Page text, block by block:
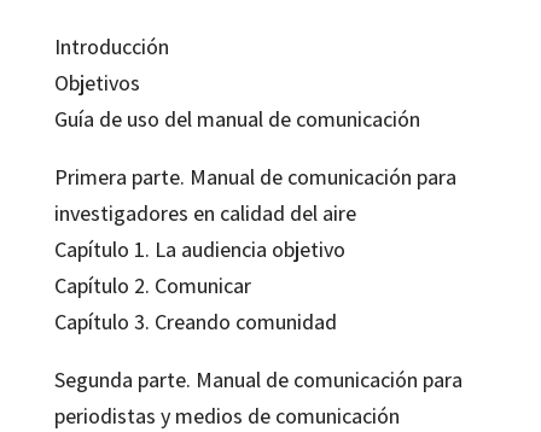
Introducción
Objetivos
Guía de uso del manual de comunicación
Primera parte. Manual de comunicación para
investigadores en calidad del aire
Capítulo 1. La audiencia objetivo
Capítulo 2. Comunicar
Capítulo 3. Creando comunidad
Segunda parte. Manual de comunicación para
periodistas y medios de comunicación